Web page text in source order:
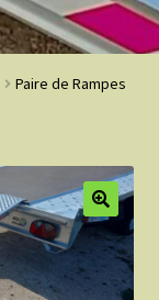
Paire de Rampes